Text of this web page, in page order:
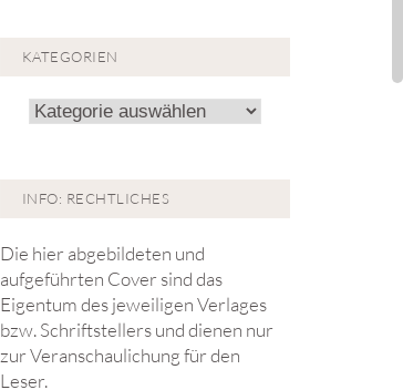
KATEGORIEN
Kategorien
INFO: RECHTLICHES
Die hier abgebildeten und
aufgeführten Cover sind das
Eigentum des jeweiligen Verlages
bzw. Schriftstellers und dienen nur
zur Veranschaulichung für den
Leser.